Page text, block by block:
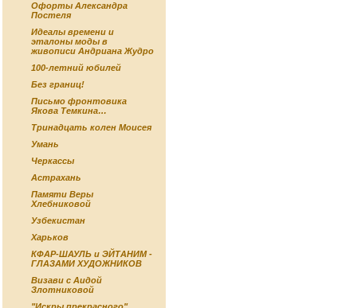
Офорты Александра
Постеля
Идеалы времени и
эталоны моды в
живописи Андриана Жудро
100-летний юбилей
Без границ!
Письмо фронтовика
Якова Темкина…
Тринадцать колен Моисея
Умань
Черкассы
Астрахань
Памяти Веры
Хлебниковой
Узбекистан
Харьков
КФАР-ШАУЛЬ и ЭЙТАНИМ -
ГЛАЗАМИ ХУДОЖНИКОВ
Визави с Аидой
Злотниковой